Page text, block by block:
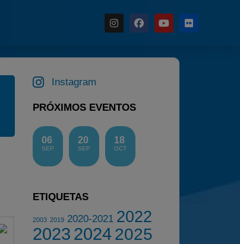
Instagram
PRÓXIMOS EVENTOS
06
SEP
20
SEP
18
OCT
ETIQUETAS
2003 2019 2020-2021 2022
2023 20242025